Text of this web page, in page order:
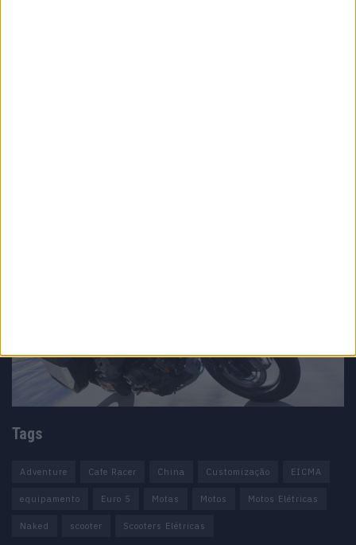
Tags
Adventure Cafe Racer China Customização EICMA
equipamento Euro 5 Motas Motos Motos Elétricas
Naked scooter Scooters Elétricas